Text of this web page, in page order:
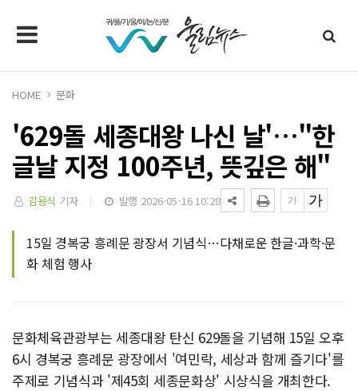
HOME 문화
'629돌 세종대왕 나신 날'…"한
글날 지정 100주년, 뜻깊은 해"
김용식 기자 발행 2026-05-16 10:28
15일 경복궁 흥례문 광장서 기념식…다채로운 한글·과학·문
화 체험 행사
문화체육관광부는 세종대왕 탄신 629돌을 기념해 15일 오후
6시 경복궁 흥례문 광장에서 '여민락, 세상과 함께 즐기다'를
주제로 기념식과 '제45회 세종문화상' 시상식을 개최한다.